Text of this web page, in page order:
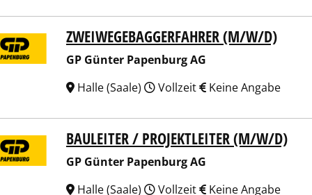
Papenburg AG
ZWEIWEGEBAGGERFAHRER (M/W/D)
GP Günter Papenburg AG
Halle (Saale)
Vollzeit Keine Angabe
Papenburg AG
BAULEITER / PROJEKTLEITER (M/W/D)
GP Günter Papenburg AG
Halle (Saale)
Vollzeit Keine Angabe